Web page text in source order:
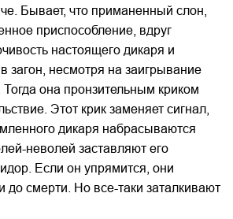
Бывает, что приманенный слон,
приспособление, вдруг
настоящего дикаря и
загон, несмотря на заигрывание
она пронзительным криком
Этот крик заменяет сигнал,
дикаря набрасываются
неволей заставляют его
Если он упрямится, они
до смерти. Но все-таки заталкивают